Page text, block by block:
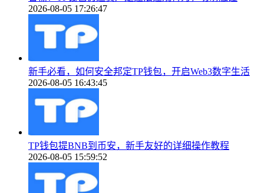
2026-08-05 17:26:47
新手必看，如何安全邦定TP钱包，开启Web3数字生活
2026-08-05 16:43:45
TP钱包提BNB到币安，新手友好的详细操作教程
2026-08-05 15:59:52